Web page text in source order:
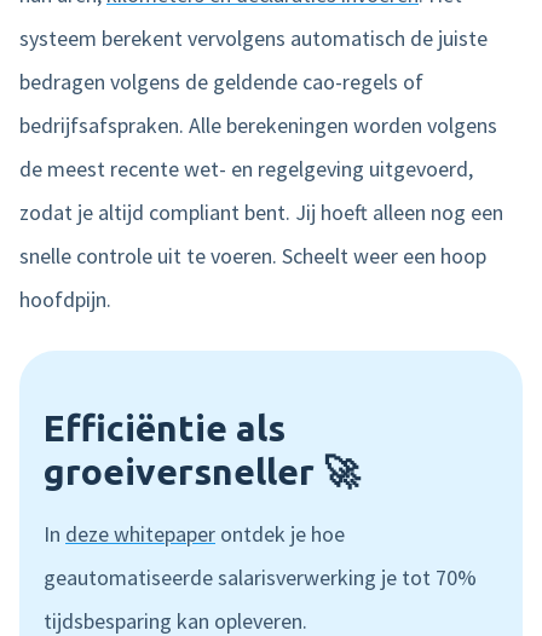
systeem berekent vervolgens automatisch de juiste
bedragen volgens de geldende cao-regels of
bedrijfsafspraken. Alle berekeningen worden volgens
de meest recente wet- en regelgeving uitgevoerd,
zodat je altijd compliant bent. Jij hoeft alleen nog een
snelle controle uit te voeren. Scheelt weer een hoop
hoofdpijn.
Efficiëntie als
groeiversneller 🚀
In deze whitepaper ontdek je hoe
geautomatiseerde salarisverwerking je tot 70%
tijdsbesparing kan opleveren.